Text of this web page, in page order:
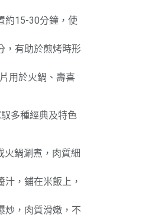
約15-30分鐘，使
，有助於煎烤時形
用於火鍋、壽喜
多種經典及特色
火鍋涮煮，肉質細
，鋪在米飯上，
炒，肉質滑嫩，不